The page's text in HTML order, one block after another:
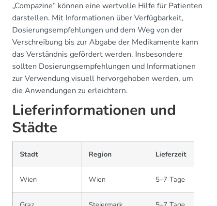
„Compazine“ können eine wertvolle Hilfe für Patienten
darstellen. Mit Informationen über Verfügbarkeit,
Dosierungsempfehlungen und dem Weg von der
Verschreibung bis zur Abgabe der Medikamente kann
das Verständnis gefördert werden. Insbesondere
sollten Dosierungsempfehlungen und Informationen
zur Verwendung visuell hervorgehoben werden, um
die Anwendungen zu erleichtern.
Lieferinformationen und
Städte
Stadt Region Lieferzeit
Wien Wien 5–7 Tage